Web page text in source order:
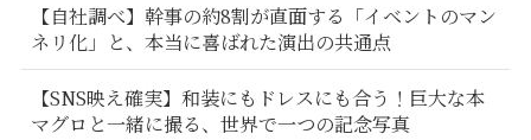
【自社調べ】幹事の約8割が直面する「イベントのマン
ネリ化」と、本当に喜ばれた演出の共通点
【SNS映え確実】和装にもドレスにも合う！巨大な本
マグロと一緒に撮る、世界で一つの記念写真